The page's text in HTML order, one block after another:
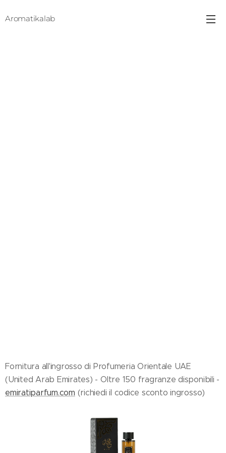
Aromatikalab
Fornitura all'ingrosso di Profumeria Orientale UAE
(United Arab Emirates) - Oltre 150 fragranze disponibili -
emiratiparfum.com (richiedi il codice sconto ingrosso)